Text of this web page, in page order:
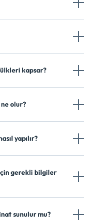
kapsar?
olur?
yapılır?
gerekli bilgiler
sunulur mu?